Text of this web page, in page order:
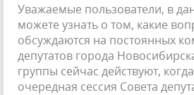
Уважаемые пользователи, в
можете узнать о том, какие
обсуждаются на постоянных
депутатов города
группы сейчас действуют,
очередная сессия Совета